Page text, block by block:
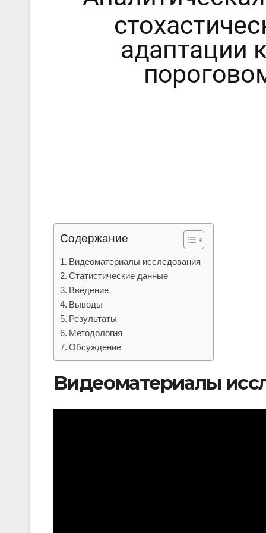
Содержание
Видеоматериалы исследования
Статистические данные
Введение
Выводы
Результаты
Методология
Обсуждение
Видеоматериалы